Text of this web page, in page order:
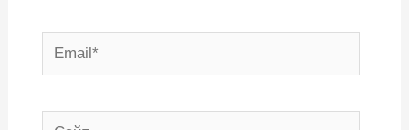
Email*
Сайт